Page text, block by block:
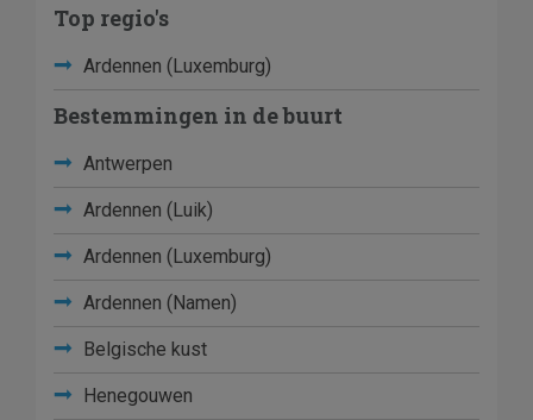
Top regio's
Ardennen (Luxemburg)
Bestemmingen in de buurt
Antwerpen
Ardennen (Luik)
Ardennen (Luxemburg)
Ardennen (Namen)
Belgische kust
Henegouwen